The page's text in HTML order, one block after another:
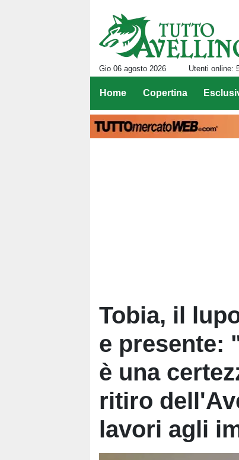
Gio 06 agosto 2026 Utenti online:
Home Copertina
Tobia, il
e presente:
è una
ritiro
lavori agli